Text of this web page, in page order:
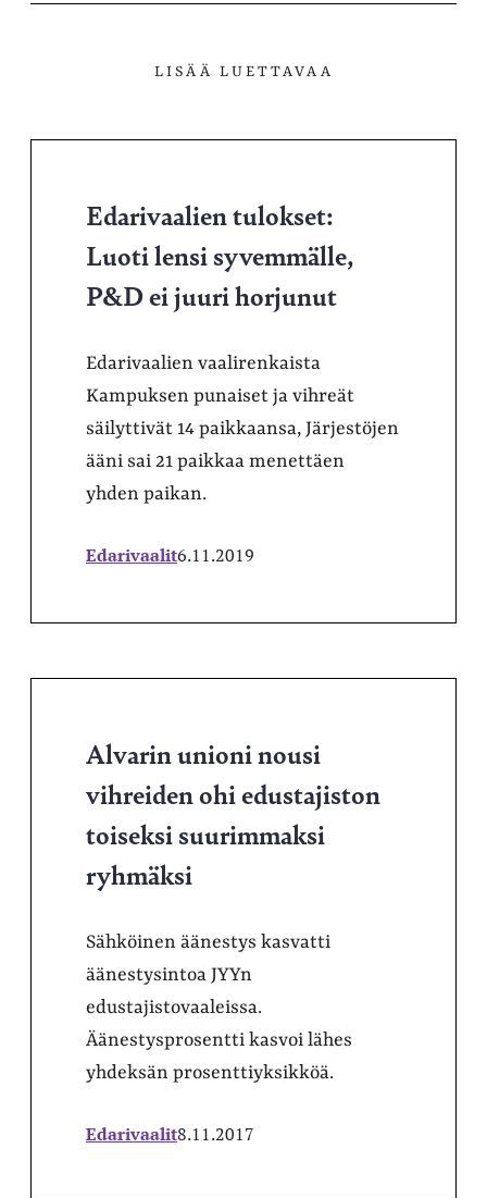
LISÄÄ LUETTAVAA
Edarivaalien tulokset:
Luoti lensi syvemmälle,
P&D ei juuri horjunut
Edarivaalien vaalirenkaista
Kampuksen punaiset ja vihreät
säilyttivät 14 paikkaansa, Järjestöjen
ääni sai 21 paikkaa menettäen
yhden paikan.
Edarivaalit6.11.2019
Alvarin unioni nousi
vihreiden ohi edustajiston
toiseksi suurimmaksi
ryhmäksi
Sähköinen äänestys kasvatti
äänestysintoa JYYn
edustajistovaaleissa.
Äänestysprosentti kasvoi lähes
yhdeksän prosenttiyksikköä.
Edarivaalit8.11.2017